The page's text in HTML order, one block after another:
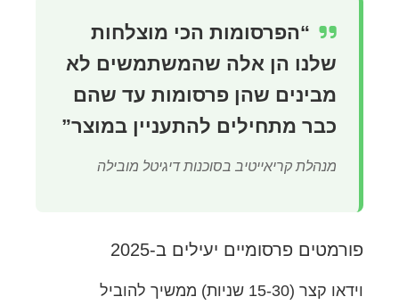
“הפרסומות הכי מוצלחות
שלנו הן אלה שהמשתמשים לא
מבינים שהן פרסומות עד שהם
כבר מתחילים להתעניין במוצר”
מנהלת קריאייטיב בסוכנות דיגיטל מובילה
פורמטים פרסומיים יעילים ב-2025
וידאו קצר (15-30 שניות) ממשיך להוביל